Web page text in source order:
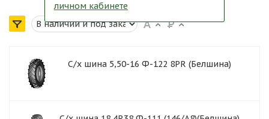
С/х шина 5,50-16 Ф-122 8PR (Белшина)
личном кабинете